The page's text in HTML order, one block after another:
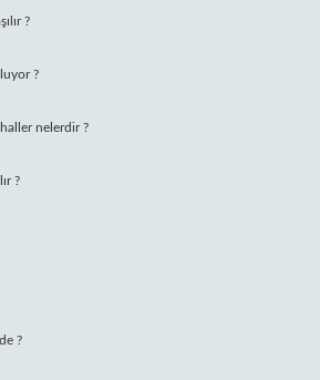
?
?
nelerdir ?
?
?